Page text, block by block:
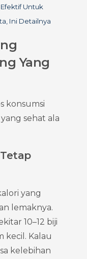
Untuk
Ini Detailnya
Yang
konsumsi
sehat ala
yang
lemaknya.
10–12 biji
kecil. Kalau
kelebihan